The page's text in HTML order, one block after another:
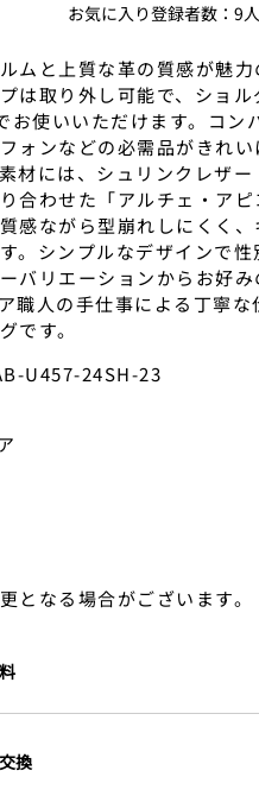
お気に入り登録者数：9人
ムと上質な革の質感が魅
は取り外し可能で、ショ
お使いいただけます。コン
ォンなどの必需品がきれ
材には、シュリンクレザ
合わせた「アルチェ・ア
感ながら型崩れしにくく
。シンプルなデザインで
バリエーションからお好
職人の手仕事による丁寧
です。
U457-24SH-23
となる場合がございます。
換